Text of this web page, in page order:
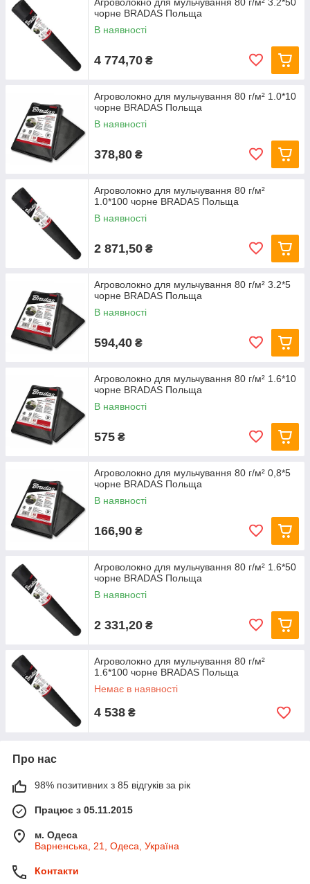
чорне BRADAS Польща
В наявності
4 774,70 ₴
Агроволокно для мульчування 80 г/м² 1.0*10
чорне BRADAS Польща
В наявності
378,80 ₴
Агроволокно для мульчування 80 г/м²
1.0*100 чорне BRADAS Польща
В наявності
2 871,50 ₴
Агроволокно для мульчування 80 г/м² 3.2*5
чорне BRADAS Польща
В наявності
594,40 ₴
Агроволокно для мульчування 80 г/м² 1.6*10
чорне BRADAS Польща
В наявності
575 ₴
Агроволокно для мульчування 80 г/м² 0,8*5
чорне BRADAS Польща
В наявності
166,90 ₴
Агроволокно для мульчування 80 г/м² 1.6*50
чорне BRADAS Польща
В наявності
2 331,20 ₴
Агроволокно для мульчування 80 г/м²
1.6*100 чорне BRADAS Польща
Немає в наявності
4 538 ₴
Про нас
98% позитивних з 85 відгуків за рік
Працює з 05.11.2015
м. Одеса
Варненська, 21, Одеса, Україна
Контакти